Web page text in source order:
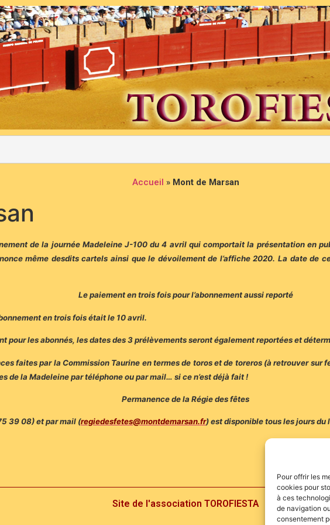
Pour offrir les
cookies pour
à ces
de navigation
consentement
Accueil » Mont de Marsan
de la journée Madeleine J-100 du 4 avril qui comportait la présentation en
même desdits cartels ainsi que le dévoilement de l’affiche 2020. La date de
Le paiement en trois fois pour l’abonnement aussi reporté
en trois fois était le 10 avril.
pour les abonnés, les dates des 3 prélèvements seront également reportées et
faites par la Commission Taurine en termes de toros et de toreros (à retrouver sur
de la Madeleine par téléphone ou par mail… si ce n’est déjà fait !
Permanence de la Régie des fêtes
39 08) et par mail (regiedesfetes@montdemarsan.fr) est disponible tous les jours du
Site de l'association TOROFIESTA